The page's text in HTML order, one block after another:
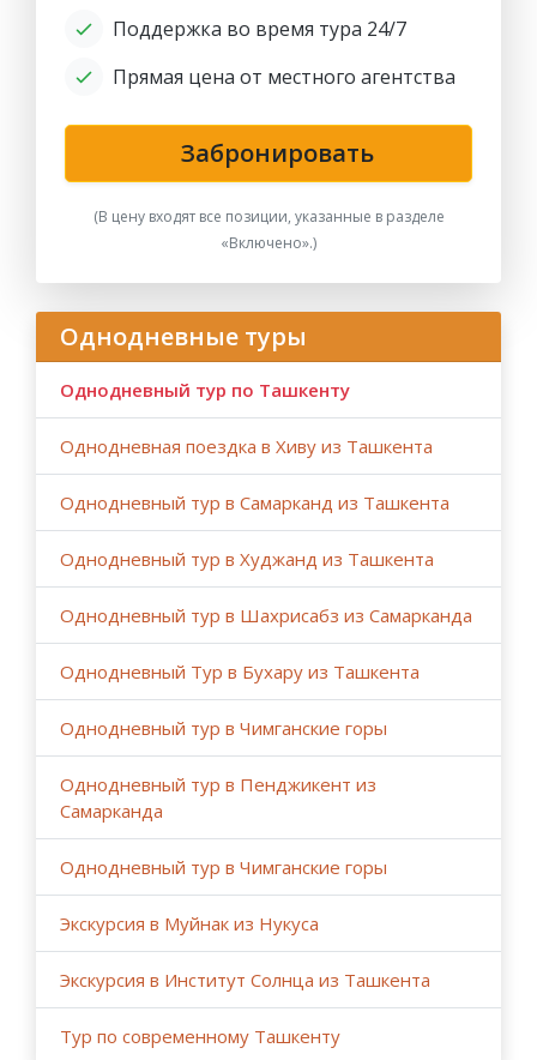
Поддержка во время тура 24/7
Прямая цена от местного агентства
Забронировать
(В цену входят все позиции, указанные в разделе
«Включено».)
Однодневные туры
Однодневный тур по Ташкенту
Однодневная поездка в Хиву из Ташкента
Однодневный тур в Самарканд из Ташкента
Однодневный тур в Худжанд из Ташкента
Однодневный тур в Шахрисабз из Самарканда
Однодневный Тур в Бухару из Ташкента
Однодневный тур в Чимганские горы
Однодневный тур в Пенджикент из
Самарканда
Однодневный тур в Чимганские горы
Экскурсия в Муйнак из Нукуса
Экскурсия в Институт Солнца из Ташкента
Тур по современному Ташкенту